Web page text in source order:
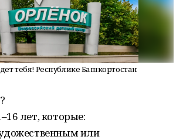
тебя! Республике Башкортостан
лет, которые:
или